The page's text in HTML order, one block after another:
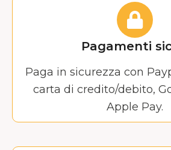
Pagamenti
Paga in sicurezza con
carta di credito/debito,
Apple Pay.